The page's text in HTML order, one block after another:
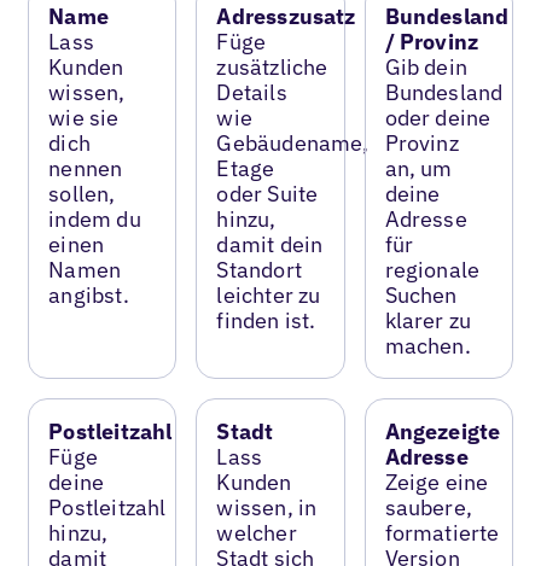
Name
Lass
Kunden
wissen,
wie sie
dich
nennen
sollen,
indem du
einen
Namen
angibst.
Adresszusatz
Füge
zusätzliche
Details
wie
Gebäudename,
Etage
oder Suite
hinzu,
damit dein
Standort
leichter zu
finden ist.
Bundesland
/ Provinz
Gib dein
Bundesland
oder deine
Provinz
an, um
deine
Adresse
für
regionale
Suchen
klarer zu
machen.
Postleitzahl
Füge
deine
Postleitzahl
hinzu,
damit
Stadt
Lass
Kunden
wissen, in
welcher
Stadt sich
Angezeigte
Adresse
Zeige eine
saubere,
formatierte
Version